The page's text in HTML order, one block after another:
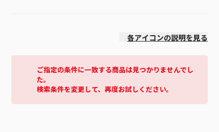
各アイコンの説明を見る
ご指定の条件に一致する商品は見つかりませんでし
た。
検索条件を変更して、再度お試しください。